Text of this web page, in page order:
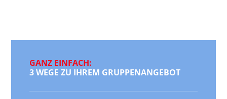
GANZ EINFACH:
3 WEGE ZU IHREM GRUPPENANGEBOT